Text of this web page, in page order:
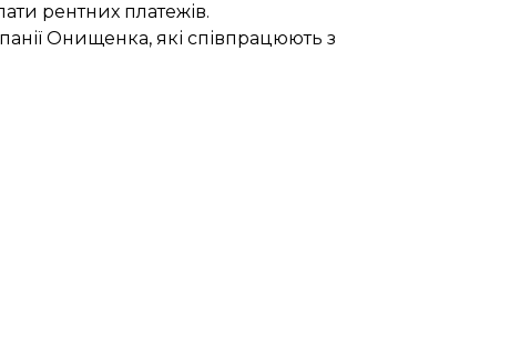
рентних платежів.
Онищенка, які співпрацюють з